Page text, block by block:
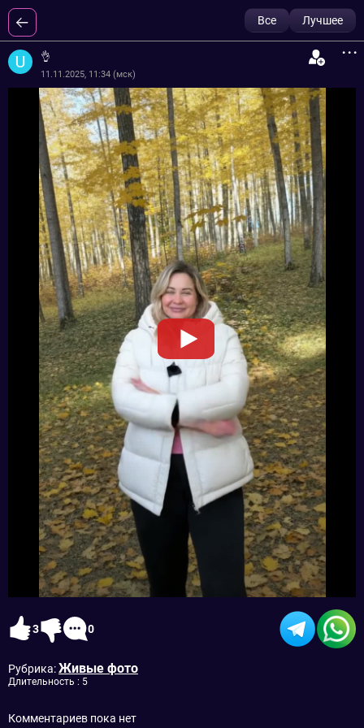
Все Лучшее
👌
11.11.2025, 11:34 (мск)
...
3 0
Рубрика:Живые фото
Длительность : 5
Комментариев пока нет